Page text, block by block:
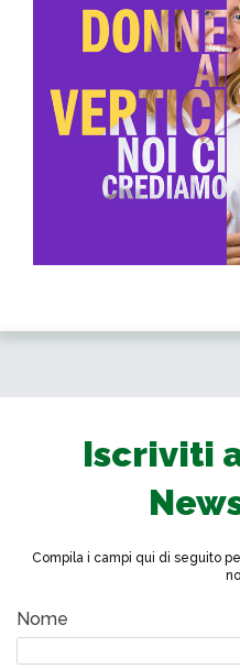
Iscriviti
Compila i campi qui di seguito
Nome